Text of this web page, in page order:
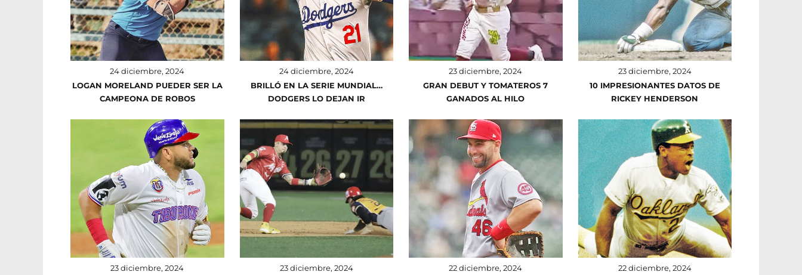
24 diciembre, 2024
LOGAN MORELAND PUEDER SER LA
CAMPEONA DE ROBOS
24 diciembre, 2024
BRILLÓ EN LA SERIE MUNDIAL…
DODGERS LO DEJAN IR
23 diciembre, 2024
GRAN DEBUT Y TOMATEROS 7
GANADOS AL HILO
23 diciembre, 2024
10 IMPRESIONANTES DATOS DE
RICKEY HENDERSON
23 diciembre, 2024
23 diciembre, 2024
22 diciembre, 2024
22 diciembre, 2024